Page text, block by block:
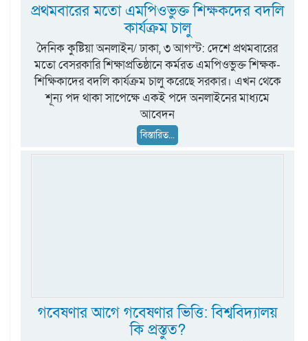
প্রথমবারের মতো এমপিওভুক্ত শিক্ষকদের বদলি
কার্যক্রম চালু
দৈনিক কুষ্টিয়া অনলাইন/ ঢাকা, ৩ আগস্ট: দেশে প্রথমবারের
মতো বেসরকারি শিক্ষাপ্রতিষ্ঠানে কর্মরত এমপিওভুক্ত শিক্ষক-
শিক্ষিকাদের বদলি কার্যক্রম চালু করেছে সরকার। এখন থেকে
শূন্য পদ থাকা সাপেক্ষে একই পদে অনলাইনের মাধ্যমে
আবেদন
বিস্তারিত...
গবেষণার আগে গবেষণার ভিত্তি: বিশ্ববিদ্যালয়
কি প্রস্তুত?